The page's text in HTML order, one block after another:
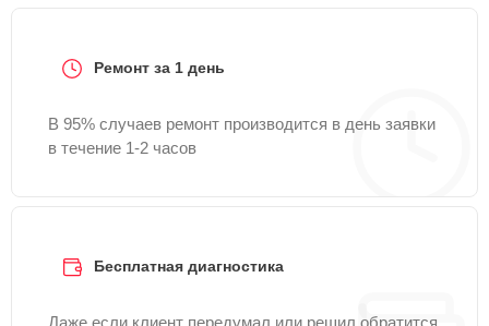
Ремонт за 1 день
В 95% случаев ремонт производится в день заявки
в течение 1-2 часов
Бесплатная диагностика
Даже если клиент передумал или решил обратится